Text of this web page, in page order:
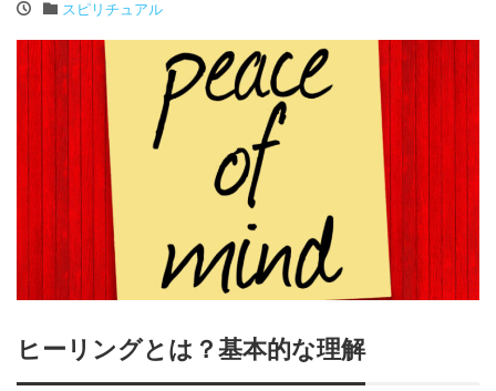
スピリチュアル
ヒーリングとは？基本的な理解